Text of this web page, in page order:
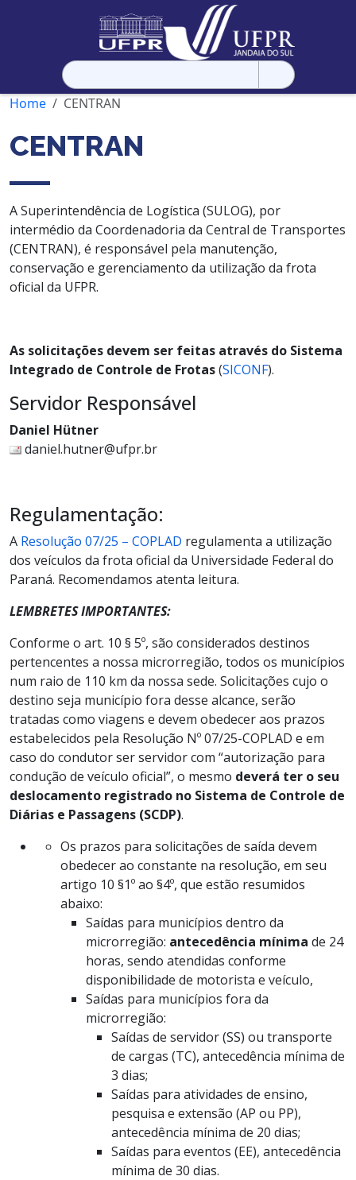
Pesquisar
por:
Home
CENTRAN
CENTRAN
A Superintendência de Logística (SULOG), por
intermédio da Coordenadoria da Central de Transportes
(CENTRAN), é responsável pela manutenção,
conservação e gerenciamento da utilização da frota
oficial da UFPR.
As solicitações devem ser feitas através do Sistema
Integrado de Controle de Frotas(SICONF).
Servidor Responsável
Daniel Hütner
daniel.hutner@ufpr.br
Regulamentação:
A Resolução 07/25 – COPLAD regulamenta a utilização
dos veículos da frota oficial da Universidade Federal do
Paraná. Recomendamos atenta leitura.
LEMBRETES IMPORTANTES:
Conforme o art. 10 § 5º, são considerados destinos
pertencentes a nossa microrregião, todos os municípios
num raio de 110 km da nossa sede. Solicitações cujo o
destino seja município fora desse alcance, serão
tratadas como viagens e devem obedecer aos prazos
estabelecidos pela Resolução Nº 07/25-COPLAD e em
caso do condutor ser servidor com “autorização para
condução de veículo oficial”, o mesmo deverá ter o seu
deslocamento registrado no Sistema de Controle de
Diárias e Passagens (SCDP).
Os prazos para solicitações de saída devem
obedecer ao constante na resolução, em seu
artigo 10 §1º ao §4º, que estão resumidos
abaixo:
Saídas para municípios dentro da
microrregião: antecedência mínima de 24
horas, sendo atendidas conforme
disponibilidade de motorista e veículo,
Saídas para municípios fora da
microrregião:
Saídas de servidor (SS) ou transporte
de cargas (TC), antecedência mínima de
3 dias;
Saídas para atividades de ensino,
pesquisa e extensão (AP ou PP),
antecedência mínima de 20 dias;
Saídas para eventos (EE), antecedência
mínima de 30 dias.